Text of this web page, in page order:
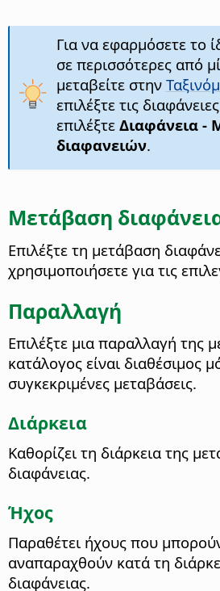
Για να εφαρμόσετε το
σε περισσότερες από
μεταβείτε στην
επιλέξτε τις
επιλέξτε Διαφάνεια -
διαφανειών.
Μετάβαση
Επιλέξτε τη μετάβαση
χρησιμοποιήσετε για τις
Παραλλαγή
Επιλέξτε μια παραλλαγή της
κατάλογος είναι διαθέσιμος
συγκεκριμένες μεταβάσεις.
Διάρκεια
Καθορίζει τη διάρκεια της
διαφάνειας.
Ήχος
Παραθέτει ήχους που
αναπαραχθούν κατά τη
διαφάνειας.